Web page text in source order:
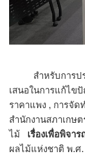
สำหรับการปร
เสนอในการแก้ไข
ราคาแพง , การจั
สำนักงานสภาเกษ
ไม้ เรื่องเพื่อพิจา
ผลไม้แห่งชาติ พ.